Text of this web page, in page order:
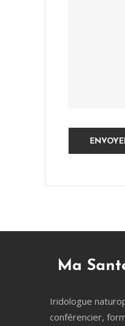
Ma
Iridologue
conférencier,